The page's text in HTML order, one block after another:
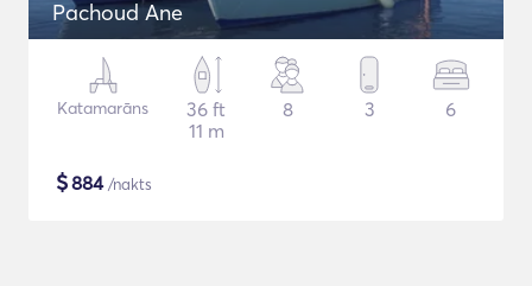
Pachoud Ane
Katamarāns
36 ft
11 m
8 3 6
$884/nakts